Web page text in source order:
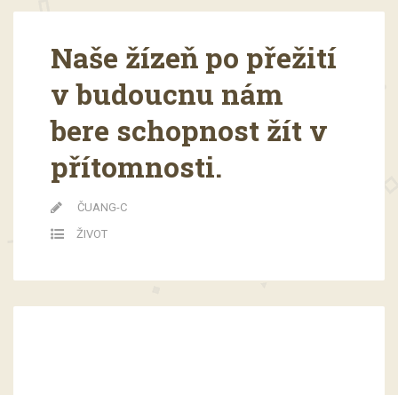
Naše žízeň po přežití
v budoucnu nám
bere schopnost žít v
přítomnosti.
ČUANG-C
ŽIVOT